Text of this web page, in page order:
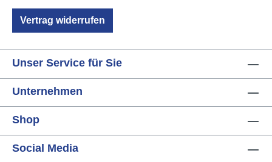
Vertrag widerrufen
Unser Service für Sie
Unternehmen
Shop
Social Media